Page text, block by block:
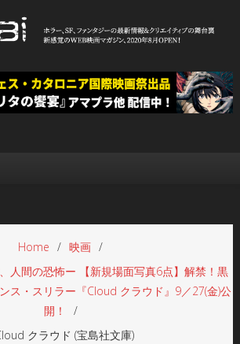
マガジン「cowai コ
ワイ」
Home
映画
人間の恐怖ー 【新規場面写真6点】解禁！黒
ス・スリラー『Cloud クラウド』9／27(金)公
開！
クラウド (宝島社文庫)